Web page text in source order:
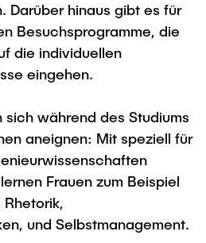
Support
in Education
and Technology
Guests
Team
Darüber hinaus gibt es für
Besuchsprogramme, die
die individuellen
eingehen.
sich während des Studiums
aneignen: Mit speziell für
Frauen zum Beispiel
und Selbstmanagement.